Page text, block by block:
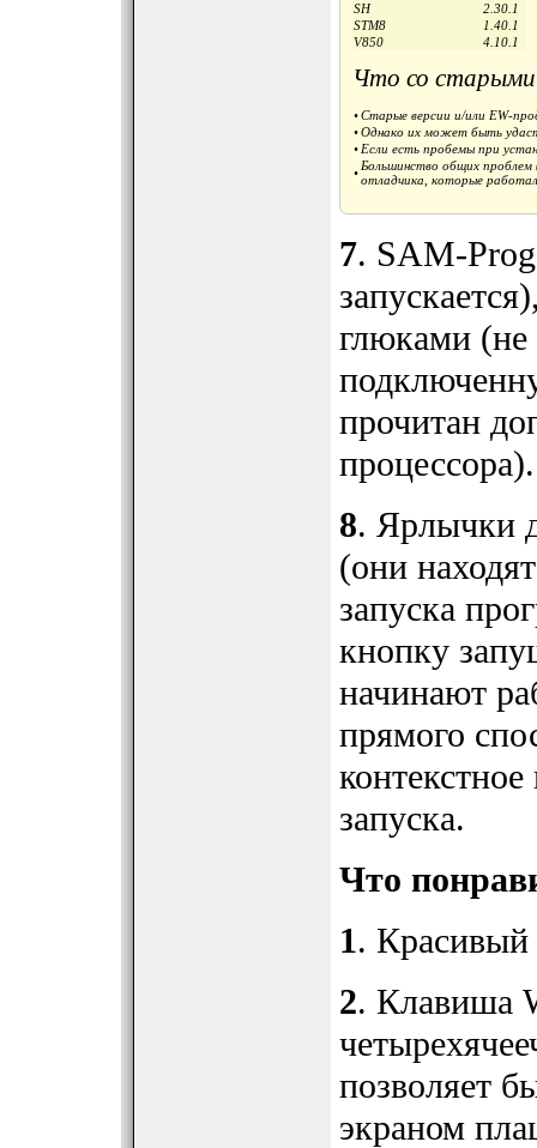
SH
2.30.1
STM8
1.40.1
V850
4.10.1
Что со старыми
•Старые версии и/или EW-
•Однако их может быть
• Если есть пробемы при
• Большинство общих
отладчика, которые
7. SAM-Prog
глюками (не
прочитан
процессора).
8. Ярлычки
(они
запуска
кнопку
начинают
прямого
запуска.
Что
1. Красивый
2. Клавиша
позволяет
экраном